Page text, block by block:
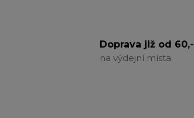
Doprava již od 60,-
na výdejní místa